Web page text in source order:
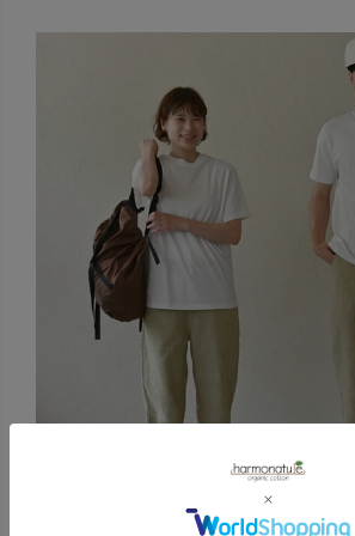
メンズ設計ながら、女性がゆるっと着用